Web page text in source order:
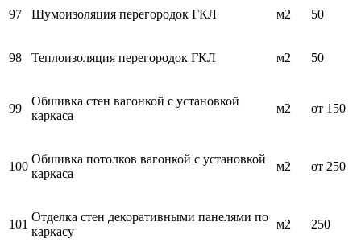
97 Шумоизоляция перегородок ГКЛ м2 50
98 Теплоизоляция перегородок ГКЛ м2 50
99
Обшивка стен вагонкой с установкой
каркаса
м2 от 150
100
Обшивка потолков вагонкой с установкой
каркаса
м2 от 250
101
Отделка стен декоративными панелями по
каркасу
м2 250